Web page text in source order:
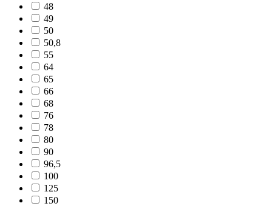
48
49
50
50,8
55
64
65
66
68
76
78
80
90
96,5
100
125
150